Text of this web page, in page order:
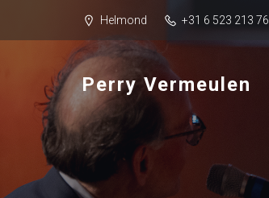
Helmond +31 6 523 213 76
Perry Vermeulen